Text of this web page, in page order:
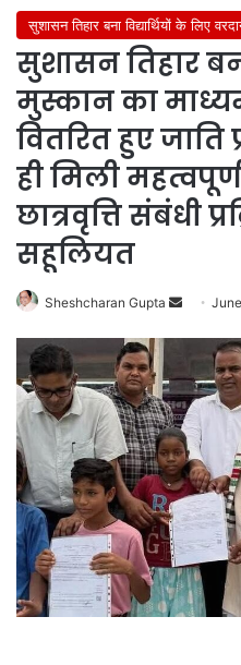
सुशासन तिहार बना विद्यार्थियों के लिए
सुशासन तिहार
मुस्कान का
वितरित हुए जाति
ही मिली
छात्रवृत्ति संबंधी
सहूलियत
Sheshcharan Gupta
Send
email